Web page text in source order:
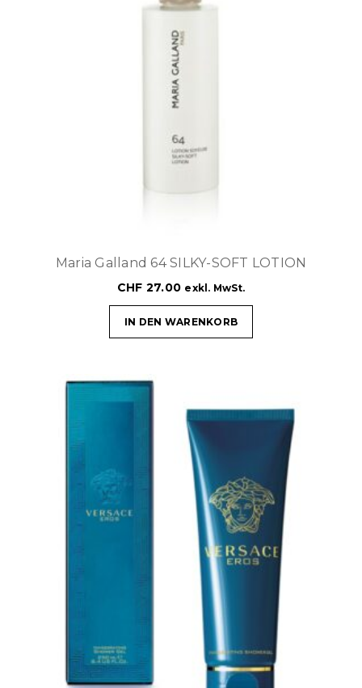
Maria Galland 64 SILKY-SOFT LOTION
CHF 27.00 exkl. MwSt.
IN DEN WARENKORB